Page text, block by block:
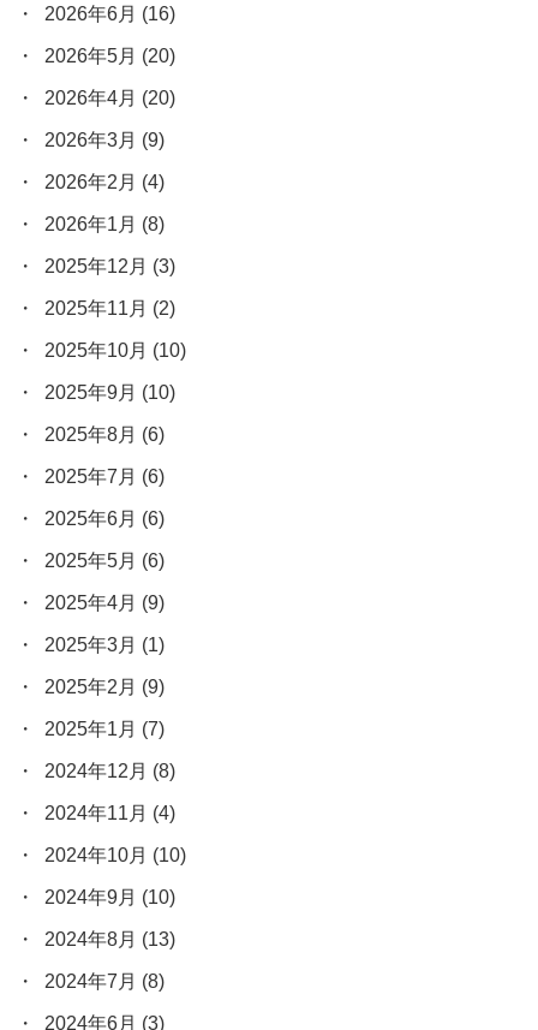
2026年6月 (16)
2026年5月 (20)
2026年4月 (20)
2026年3月 (9)
2026年2月 (4)
2026年1月 (8)
2025年12月 (3)
2025年11月 (2)
2025年10月 (10)
2025年9月 (10)
2025年8月 (6)
2025年7月 (6)
2025年6月 (6)
2025年5月 (6)
2025年4月 (9)
2025年3月 (1)
2025年2月 (9)
2025年1月 (7)
2024年12月 (8)
2024年11月 (4)
2024年10月 (10)
2024年9月 (10)
2024年8月 (13)
2024年7月 (8)
2024年6月 (3)